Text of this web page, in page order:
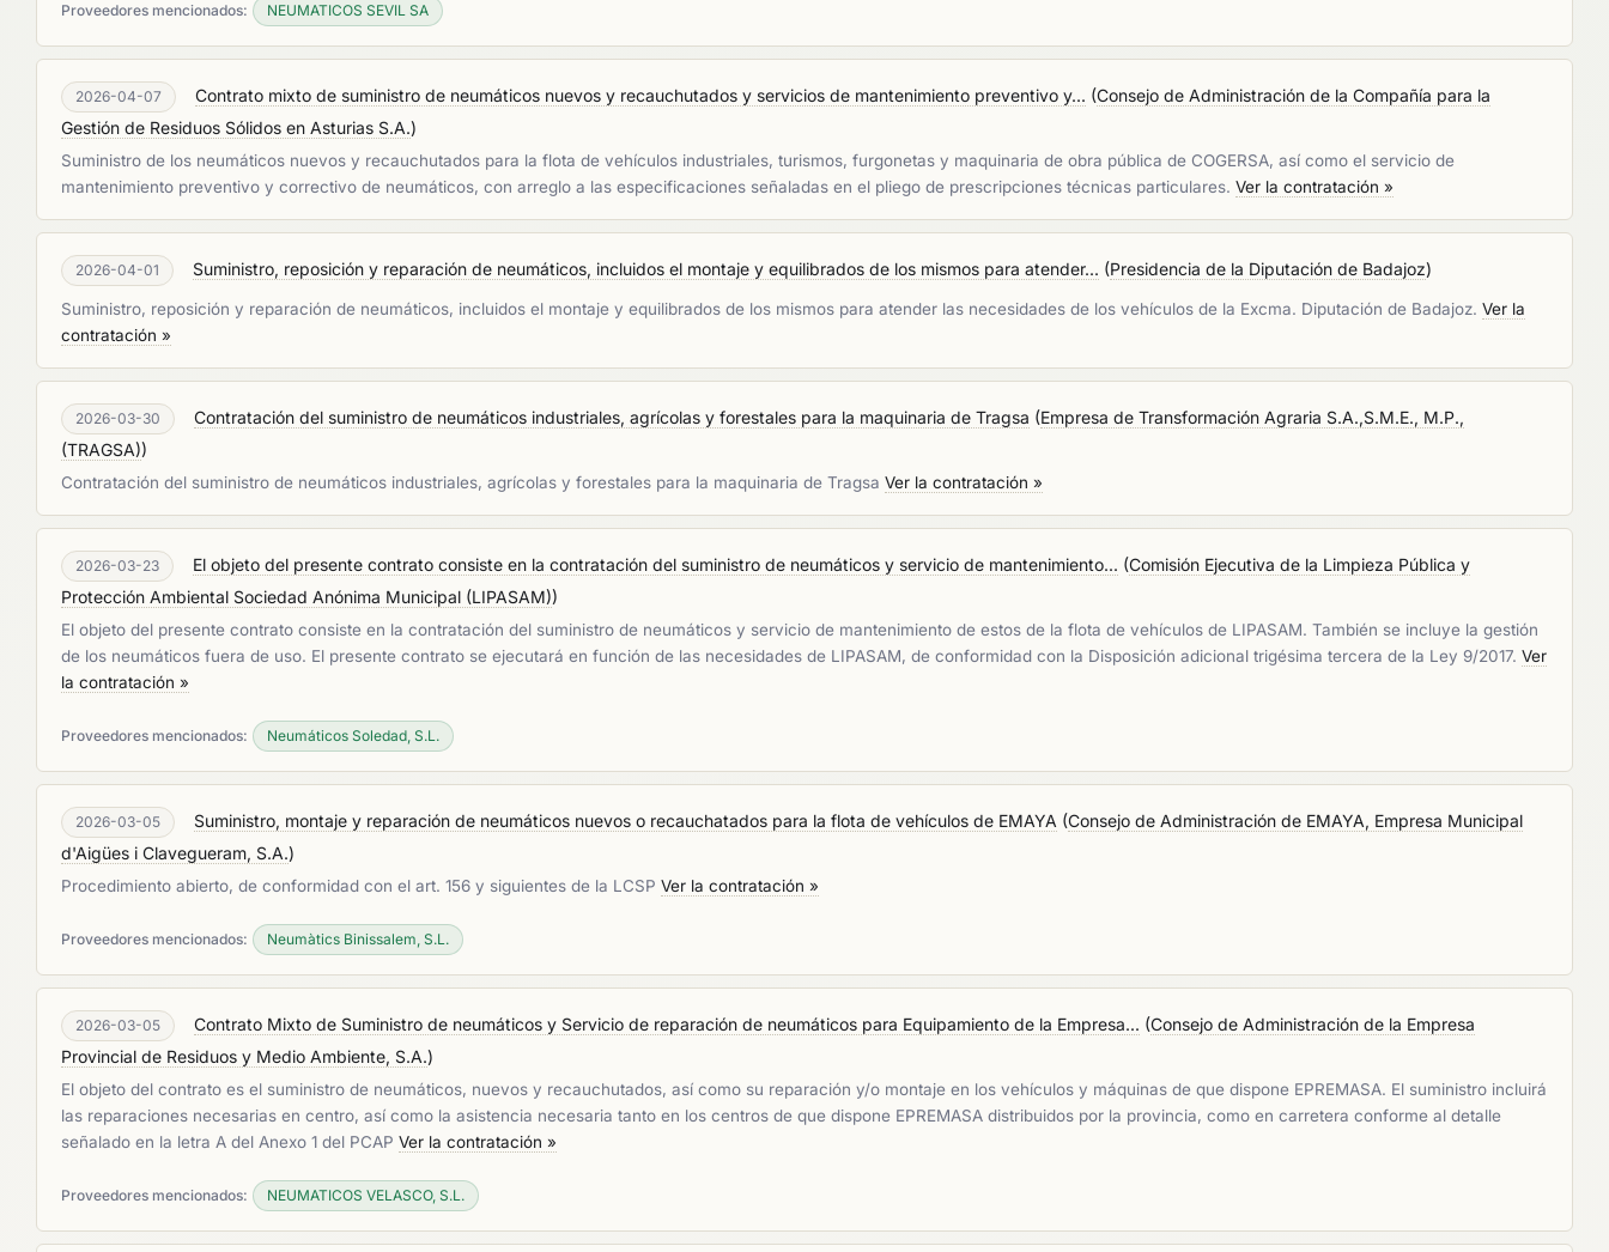
Proveedores mencionados: NEUMATICOS SEVIL SA
2026-04-07 Contrato mixto de suministro de neumáticos nuevos y recauchutados y servicios de mantenimiento preventivo y... (Consejo de Administración de la Compañía para la
Gestión de Residuos Sólidos en Asturias S.A.)
Suministro de los neumáticos nuevos y recauchutados para la flota de vehículos industriales, turismos, furgonetas y maquinaria de obra pública de COGERSA, así como el servicio de
mantenimiento preventivo y correctivo de neumáticos, con arreglo a las especificaciones señaladas en el pliego de prescripciones técnicas particulares. Ver la contratación »
2026-04-01 Suministro, reposición y reparación de neumáticos, incluidos el montaje y equilibrados de los mismos para atender... (Presidencia de la Diputación de Badajoz)
Suministro, reposición y reparación de neumáticos, incluidos el montaje y equilibrados de los mismos para atender las necesidades de los vehículos de la Excma. Diputación de Badajoz. Ver la
contratación »
2026-03-30 Contratación del suministro de neumáticos industriales, agrícolas y forestales para la maquinaria de Tragsa (Empresa de Transformación Agraria S.A.,S.M.E., M.P.,
(TRAGSA))
Contratación del suministro de neumáticos industriales, agrícolas y forestales para la maquinaria de Tragsa Ver la contratación »
2026-03-23 El objeto del presente contrato consiste en la contratación del suministro de neumáticos y servicio de mantenimiento... (Comisión Ejecutiva de la Limpieza Pública y
Protección Ambiental Sociedad Anónima Municipal (LIPASAM))
El objeto del presente contrato consiste en la contratación del suministro de neumáticos y servicio de mantenimiento de estos de la flota de vehículos de LIPASAM. También se incluye la gestión
de los neumáticos fuera de uso. El presente contrato se ejecutará en función de las necesidades de LIPASAM, de conformidad con la Disposición adicional trigésima tercera de la Ley 9/2017. Ver
la contratación »
Proveedores mencionados: Neumáticos Soledad, S.L.
2026-03-05 Suministro, montaje y reparación de neumáticos nuevos o recauchatados para la flota de vehículos de EMAYA (Consejo de Administración de EMAYA, Empresa Municipal
d'Aigües i Clavegueram, S.A.)
Procedimiento abierto, de conformidad con el art. 156 y siguientes de la LCSP Ver la contratación »
Proveedores mencionados: Neumàtics Binissalem, S.L.
2026-03-05 Contrato Mixto de Suministro de neumáticos y Servicio de reparación de neumáticos para Equipamiento de la Empresa... (Consejo de Administración de la Empresa
Provincial de Residuos y Medio Ambiente, S.A.)
El objeto del contrato es el suministro de neumáticos, nuevos y recauchutados, así como su reparación y/o montaje en los vehículos y máquinas de que dispone EPREMASA. El suministro incluirá
las reparaciones necesarias en centro, así como la asistencia necesaria tanto en los centros de que dispone EPREMASA distribuidos por la provincia, como en carretera conforme al detalle
señalado en la letra A del Anexo 1 del PCAP Ver la contratación »
Proveedores mencionados: NEUMATICOS VELASCO, S.L.